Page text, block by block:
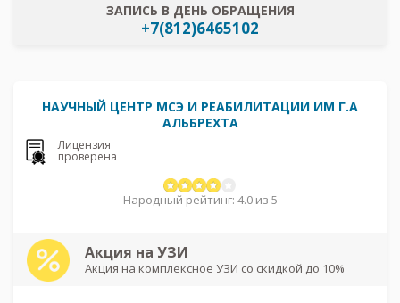
ЗАПИСЬ В ДЕНЬ ОБРАЩЕНИЯ
+7(812)6465102
НАУЧНЫЙ ЦЕНТР МСЭ И РЕАБИЛИТАЦИИ ИМ Г.А
АЛЬБРЕХТА
Лицензия
проверена
Народный рейтинг: 4.0 из 5
Акция на УЗИ
Акция на комплексное УЗИ со скидкой до 10%